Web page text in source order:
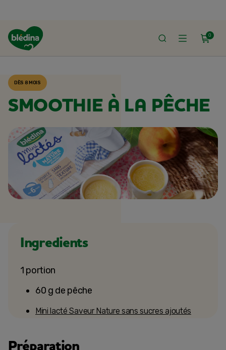
0
ACCUEIL
DÈS 8 MOIS
SMOOTHIE À LA PÊCHE
Ingredients
1 portion
60 g de pêche
Mini lacté Saveur Nature sans sucres ajoutés